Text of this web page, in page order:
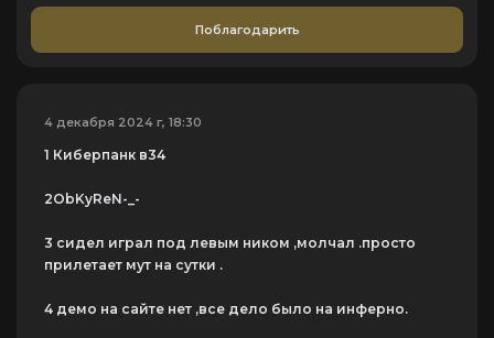
Поблагодарить
4 декабря 2024 г, 18:30
1 Киберпанк в34
2ObKyReN-_-
3 сидел играл под левым ником ,молчал .просто
прилетает мут на сутки .
4 демо на сайте нет ,все дело было на инферно.